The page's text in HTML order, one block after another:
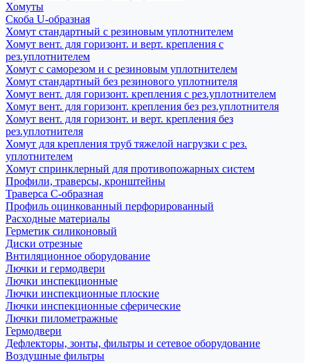
Хомуты
Скоба U-образная
Хомут стандартный с резиновым уплотнителем
Хомут вент. для горизонт. и верт. крепления с
рез.уплотнителем
Хомут с саморезом и с резиновым уплотнителем
Хомут стандартный без резинового уплотнителя
Хомут вент. для горизонт. крепления с рез.уплотнителем
Хомут вент. для горизонт. крепления без рез.уплотнителя
Хомут вент. для горизонт. и верт. крепления без
рез.уплотнителя
Хомут для крепления труб тяжелой нагрузки с рез.
уплотнителем
Хомут спринклерный для противопожарных систем
Профили, траверсы, кронштейны
Траверса С-образная
Профиль оцинкованный перфорированный
Расходные материалы
Герметик силиконовый
Диски отрезные
Внтиляционное оборудование
Лючки и гермодвери
Лючки инспекционные
Лючки инспекционные плоские
Лючки инспекционные сферические
Лючки пилометражные
Гермодвери
Дефлекторы, зонты, фильтры и сетевое оборудование
Воздушные фильтры